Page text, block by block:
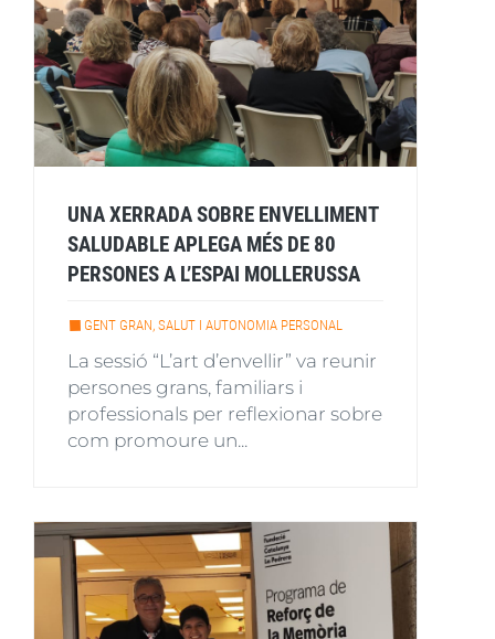
UNA XERRADA SOBRE ENVELLIMENT
SALUDABLE APLEGA MÉS DE 80
PERSONES A L’ESPAI MOLLERUSSA
GENT GRAN, SALUT I AUTONOMIA PERSONAL
La sessió “L’art d’envellir” va reunir
persones grans, familiars i
professionals per reflexionar sobre
com promoure un...